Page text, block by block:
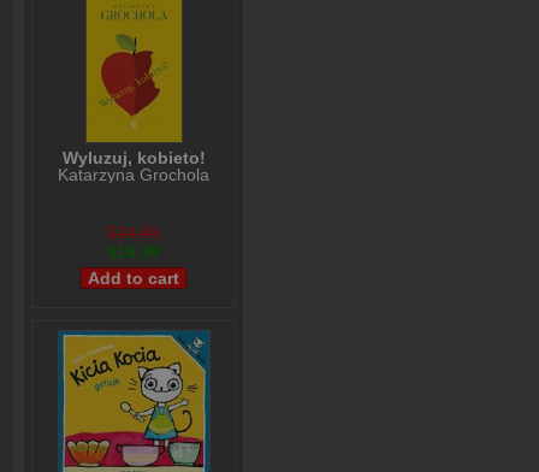
Wyluzuj, kobieto!
Katarzyna Grochola
$24,99
$19,99